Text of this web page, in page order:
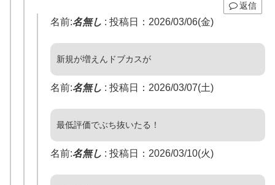
返信
名前:名無し : 投稿日：2026/03/06(金)
新規が増えんドブカスが
名前:名無し : 投稿日：2026/03/07(土)
最低評価でぶち抜いたる！
名前:名無し : 投稿日：2026/03/10(火)